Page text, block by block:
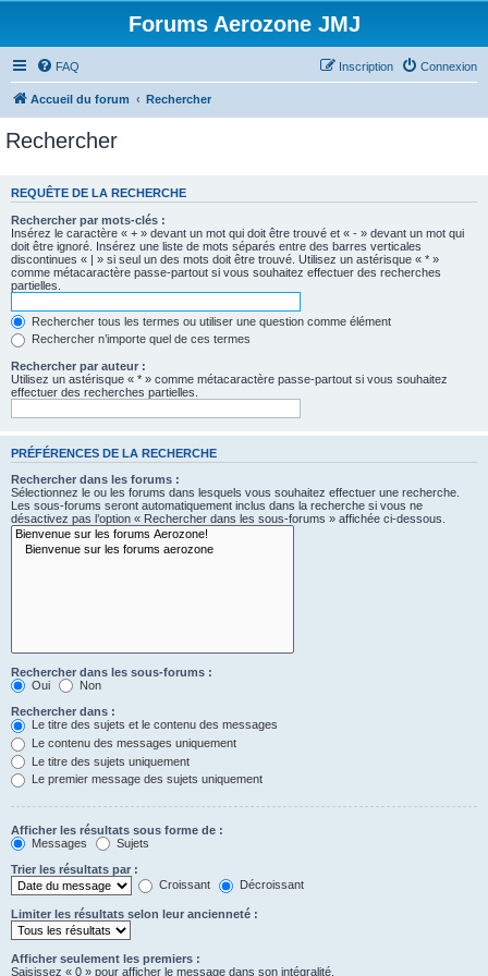
Forums Aerozone JMJ
FAQ Connexion
Inscription
Accueil du forum Rechercher
Rechercher
REQUÊTE DE LA RECHERCHE
Rechercher par mots-clés :
Insérez le caractère « + » devant un mot qui doit être trouvé et « - » devant un mot qui
doit être ignoré. Insérez une liste de mots séparés entre des barres verticales
discontinues « | » si seul un des mots doit être trouvé. Utilisez un astérisque « * »
comme métacaractère passe-partout si vous souhaitez effectuer des recherches
partielles.
Rechercher tous les termes ou utiliser une question comme élément
Rechercher n’importe quel de ces termes
Rechercher par auteur :
Utilisez un astérisque « * » comme métacaractère passe-partout si vous souhaitez
effectuer des recherches partielles.
PRÉFÉRENCES DE LA RECHERCHE
Rechercher dans les forums :
Sélectionnez le ou les forums dans lesquels vous souhaitez effectuer une recherche.
Les sous-forums seront automatiquement inclus dans la recherche si vous ne
désactivez pas l’option « Rechercher dans les sous-forums » affichée ci-dessous.
Rechercher dans les sous-forums :
Oui
Non
Rechercher dans :
Le titre des sujets et le contenu des messages
Le contenu des messages uniquement
Le titre des sujets uniquement
Le premier message des sujets uniquement
Afficher les résultats sous forme de :
Messages
Sujets
Trier les résultats par :
Croissant
Décroissant
Limiter les résultats selon leur ancienneté :
Afficher seulement les premiers :
Saisissez « 0 » pour afficher le message dans son intégralité.